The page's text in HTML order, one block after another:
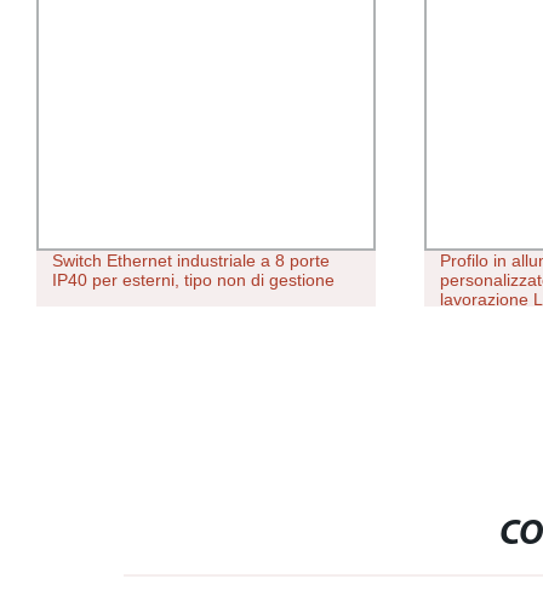
Switch Ethernet industriale a 8 porte
IP40 per esterni, tipo non di gestione
Profilo in
lavorazione